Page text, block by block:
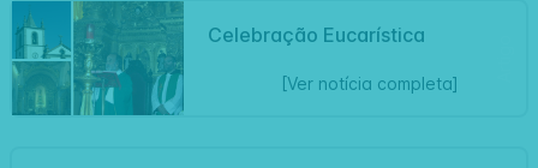
Celebração Eucarística
[Ver notícia completa]